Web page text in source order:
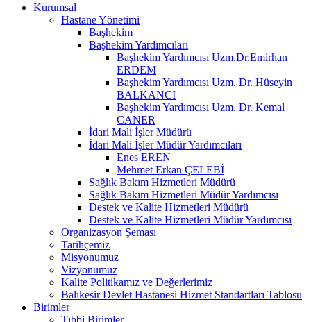
Kurumsal
Hastane Yönetimi
Başhekim
Başhekim Yardımcıları
Başhekim Yardımcısı Uzm.Dr.Emirhan
ERDEM
Başhekim Yardımcısı Uzm. Dr. Hüseyin
BALKANCI
Başhekim Yardımcısı Uzm. Dr. Kemal
CANER
İdari Mali İşler Müdürü
İdari Mali İşler Müdür Yardımcıları
Enes EREN
Mehmet Erkan ÇELEBİ
Sağlık Bakım Hizmetleri Müdürü
Sağlık Bakım Hizmetleri Müdür Yardımcısı
Destek ve Kalite Hizmetleri Müdürü
Destek ve Kalite Hizmetleri Müdür Yardımcısı
Organizasyon Şeması
Tarihçemiz
Misyonumuz
Vizyonumuz
Kalite Politikamız ve Değerlerimiz
Balıkesir Devlet Hastanesi Hizmet Standartları Tablosu
Birimler
Tıbbi Birimler